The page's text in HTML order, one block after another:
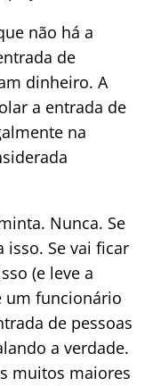
não há a
de
dinheiro. A
a entrada de
na
Nunca. Se
isso. Se vai ficar
(e leve a
um funcionário
de pessoas
a verdade.
muitos maiores